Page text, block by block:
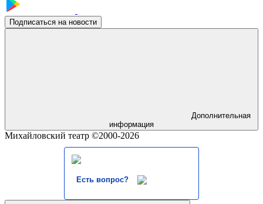
Подписаться на новости
Дополнительная
информация
Михайловский театр ©2000-2026
Есть вопрос?